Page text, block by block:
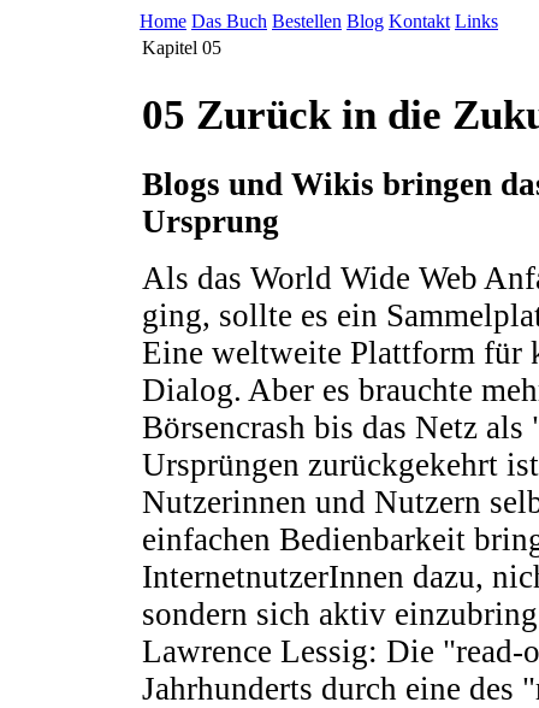
Home Das Buch Bestellen Blog Kontakt Links
Kapitel 05
05 Zurück in die
Blogs und Wikis bringen
Ursprung
Als das World Wide Web
ging, sollte es ein
Eine weltweite Plattform für
Dialog. Aber es brauchte
Börsencrash bis das Netz
Ursprüngen zurückgekehrt
Nutzerinnen und Nutzern
einfachen Bedienbarkeit
InternetnutzerInnen dazu,
sondern sich aktiv
Lawrence Lessig: Die
Jahrhunderts durch eine des